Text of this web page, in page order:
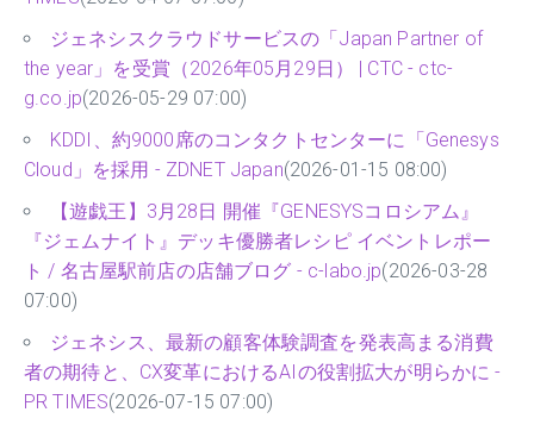
ジェネシスクラウドサービスの「Japan Partner of
the year」を受賞（2026年05月29日） | CTC - ctc-
g.co.jp(2026-05-29 07:00)
KDDI、約9000席のコンタクトセンターに「Genesys
Cloud」を採用 - ZDNET Japan(2026-01-15 08:00)
【遊戯王】3月28日 開催『GENESYSコロシアム』
『ジェムナイト』デッキ優勝者レシピ イベントレポー
ト / 名古屋駅前店の店舗ブログ - c-labo.jp(2026-03-28
07:00)
ジェネシス、最新の顧客体験調査を発表高まる消費
者の期待と、CX変革におけるAIの役割拡大が明らかに -
PR TIMES(2026-07-15 07:00)